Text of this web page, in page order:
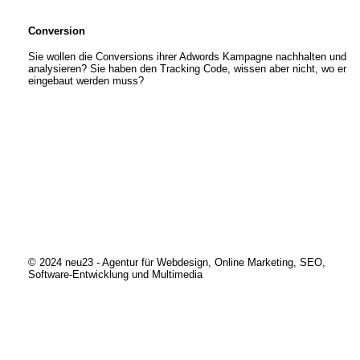
Conversion
Sie wollen die Conversions ihrer Adwords Kampagne nachhalten und
analysieren? Sie haben den Tracking Code, wissen aber nicht, wo er
eingebaut werden muss?
© 2024 neu23 - Agentur für Webdesign, Online Marketing, SEO,
Software-Entwicklung und Multimedia